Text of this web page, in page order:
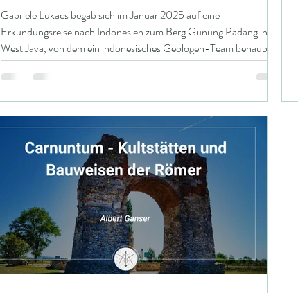
Gabriele Lukacs begab sich im Januar 2025 auf eine
Erkundungsreise nach Indonesien zum Berg Gunung Padang in
West Java, von dem ein indonesisches Geologen-Team behauptet,
er sei eine künstliche Struktur und diese sei 26.000 Jahre alt.
Dieser 200 m hohe Hügel erweckt den Eindruck einer
Stufenpyramide mit fünf künstlichen Stein-Terrassen. Er befindet
sich im dicht bewaldeten Landesinneren von West Java auf 900 m
Seehöhe. Ursprünglich 1914 von Holländern entdeckt, begann die